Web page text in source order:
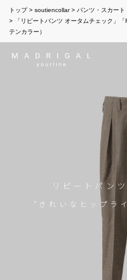
トップ soutiencollar
パンツ・スカート
「リピートパンツ オータムチェック」
テンカラー）
リピートパン
"きれいなヒップラ